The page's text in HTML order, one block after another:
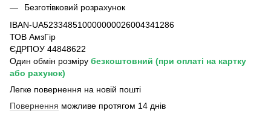
Безготівковий розрахунок
IBAN-UA523348510000000026004341286
ТОВ АмзГір
ЄДРПОУ 44848622
Один обмін розміру безкоштовний (при оплаті на картку
або рахунок)
Легке повернення на новій пошті
Повернення можливе протягом 14 днів